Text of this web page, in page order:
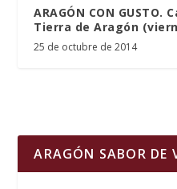
ARAGÓN CON GUSTO.
Tierra de Aragón
25 de octubre de 2014
ARAGÓN SABOR DE